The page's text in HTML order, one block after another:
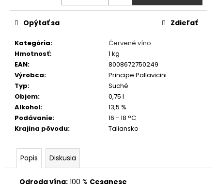
Kategória:
Červené víno
Hmotnosť:
1 kg
EAN:
8008672750249
Výrobca:
Principe Pallavicini
Typ:
Suché
Objem:
0,75 l
Alkohol:
13,5 %
Podávanie:
16 - 18 °C
Krajina pôvodu: Taliansko
Opýtať sa Zdieľať
Popis Diskusia
Odroda vína: 100 % Cesanese
r
ú
č
a
m
e
TERRE
DEL
NOCE
PINOT
GRIGIO
IGT
6,10
€